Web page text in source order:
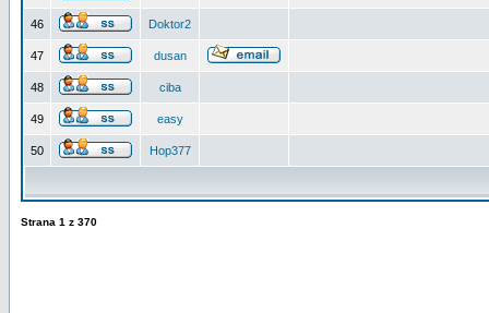
46 Doktor2
47 dusan
48 ciba
49 easy
50 Hop377
Strana 1 z 370